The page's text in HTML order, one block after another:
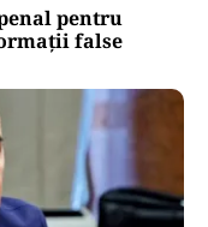
pentru
false